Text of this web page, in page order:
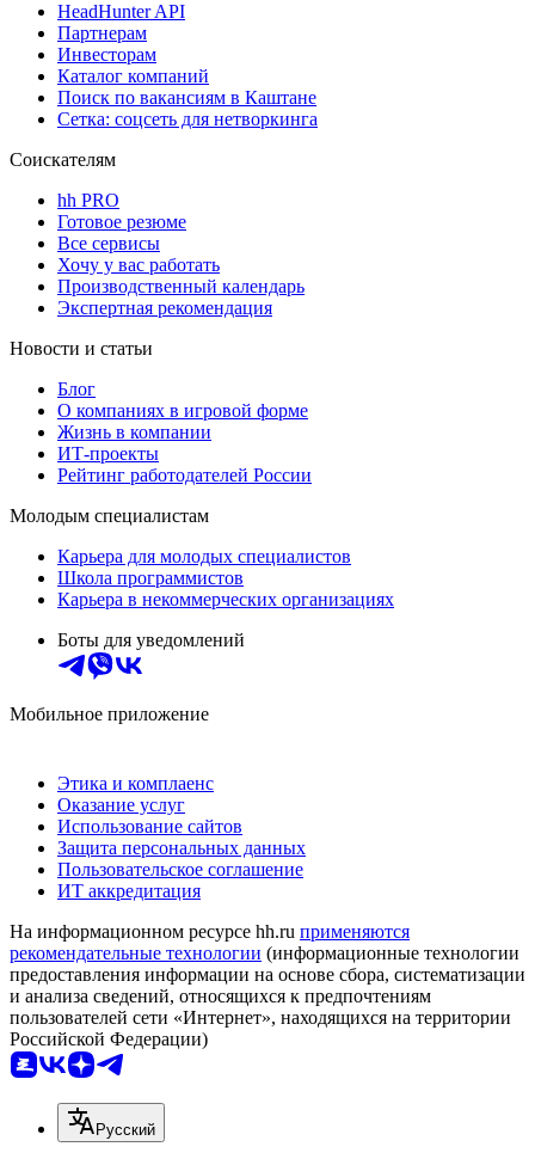
HeadHunter API
Партнерам
Инвесторам
Каталог компаний
Поиск по вакансиям в Каштане
Сетка: соцсеть для нетворкинга
Соискателям
hh PRO
Готовое резюме
Все сервисы
Хочу у вас работать
Производственный календарь
Экспертная рекомендация
Новости и статьи
Блог
О компаниях в игровой форме
Жизнь в компании
ИТ-проекты
Рейтинг работодателей России
Молодым специалистам
Карьера для молодых специалистов
Школа программистов
Карьера в некоммерческих организациях
Боты для уведомлений
Мобильное приложение
Этика и комплаенс
Оказание услуг
Использование сайтов
Защита персональных данных
Пользовательское соглашение
ИТ аккредитация
На информационном ресурсе hh.ru применяются
рекомендательные технологии (информационные технологии
предоставления информации на основе сбора, систематизации
и анализа сведений, относящихся к предпочтениям
пользователей сети «Интернет», находящихся на территории
Российской Федерации)
Русский